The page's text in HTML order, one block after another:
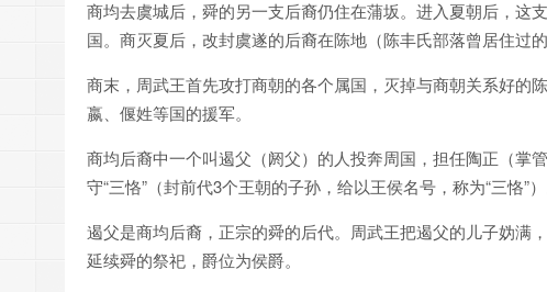
商均去虞城后，舜的另一支后裔仍住在蒲坂。进入夏朝后，这
国。商灭夏后，改封虞遂的后裔在陈地（陈丰氏部落曾居住过的
商末，周武王首先攻打商朝的各个属国，灭掉与商朝关系好的
嬴、偃姓等国的援军。
商均后裔中一个叫遏父（阏父）的人投奔周国，担任陶正（掌
守“三恪”（封前代3个王朝的子孙，给以王侯名号，称为“三恪”
遏父是商均后裔，正宗的舜的后代。周武王把遏父的儿子妫满
延续舜的祭祀，爵位为侯爵。